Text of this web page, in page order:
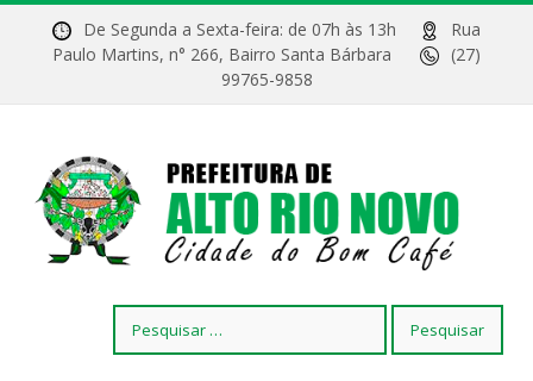
De Segunda a Sexta-feira: de 07h às 13h
Rua
Paulo Martins, n° 266, Bairro Santa Bárbara
(27)
99765-9858
por: